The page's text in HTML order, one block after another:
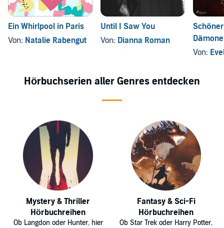
Ein Whirlpool in Paris
Von: Natalie Rabengut
Until I Saw You
Von: Dianna Roman
Von:
Hörbuchserien aller Genres entdecken
Mystery & Thriller
Hörbuchreihen
Ob Langdon oder Hunter, hier
Fantasy & Sci-Fi
Hörbuchreihen
Ob Star Trek oder Harry Potter,